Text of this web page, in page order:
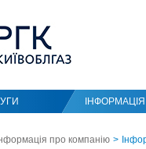
про компанію